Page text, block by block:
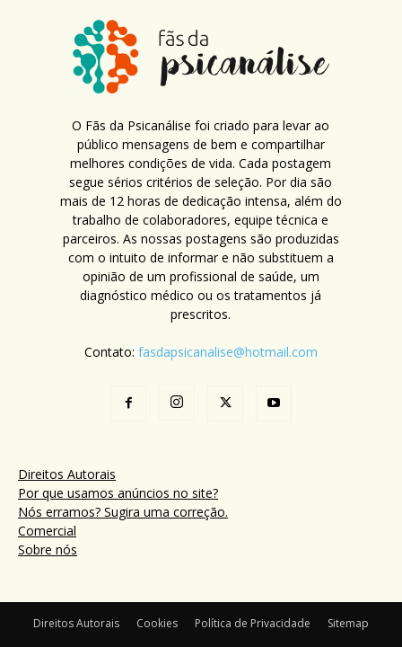
O Fãs da Psicanálise foi criado para levar ao
público mensagens de bem e compartilhar
melhores condições de vida. Cada postagem
segue sérios critérios de seleção. Por dia são
mais de 12 horas de dedicação intensa, além do
trabalho de colaboradores, equipe técnica e
parceiros. As nossas postagens são produzidas
com o intuito de informar e não substituem a
opinião de um profissional de saúde, um
diagnóstico médico ou os tratamentos já
prescritos.
Contato: fasdapsicanalise@hotmail.com
Direitos Autorais
Por que usamos anúncios no site?
Nós erramos? Sugira uma correção.
Comercial
Sobre nós
Direitos Autorais Cookies Política de Privacidade Sitemap